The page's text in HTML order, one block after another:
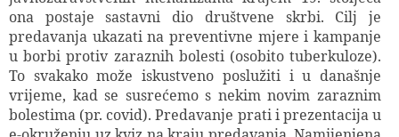
ona postaje sastavni dio društvene skrbi. Cilj je
predavanja ukazati na preventivne mjere i kampanje
u borbi protiv zaraznih bolesti (osobito tuberkuloze).
To svakako može iskustveno poslužiti i u današnje
vrijeme, kad se susrećemo s nekim novim zaraznim
bolestima (pr. covid). Predavanje prati i prezentacija u